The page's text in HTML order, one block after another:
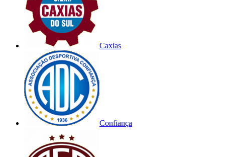
Caxias
Confiança